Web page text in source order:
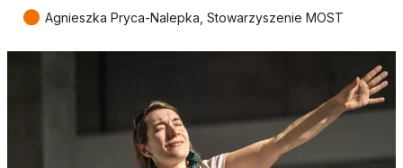
● Agnieszka Pryca-Nalepka, Stowarzyszenie MOST